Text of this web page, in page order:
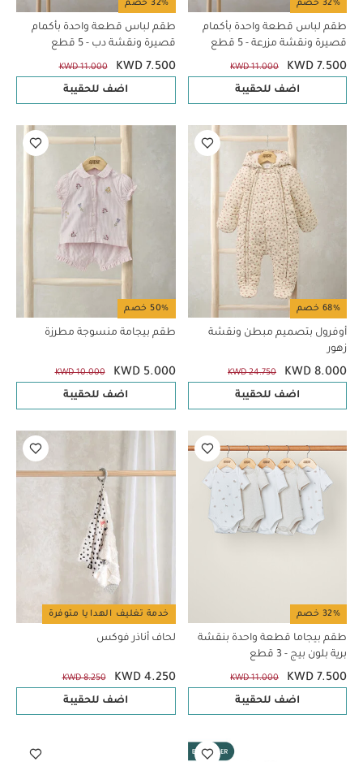
32% خصم
طقم لباس قطعة واحدة بأكمام
قصيرة ونقشة مزرعة - 5 قطع
KWD 7.500
KWD 11.000
اضف للحقيبة
32% خصم
طقم لباس قطعة واحدة بأكمام
قصيرة ونقشة دب - 5 قطع
KWD 7.500
KWD 11.000
اضف للحقيبة
68% خصم
أوفرول بتصميم مبطن ونقشة
زهور
KWD 8.000
KWD 24.750
اضف للحقيبة
50% خصم
طقم بيجامة منسوجة مطرزة
KWD 5.000
KWD 10.000
اضف للحقيبة
32% خصم
طقم بيجاما قطعة واحدة بنقشة
برية بلون بيج - 3 قطع
KWD 7.500
KWD 11.000
اضف للحقيبة
خدمة تغليف الهدايا متوفرة
لحاف أناذر فوكس
KWD 4.250
KWD 8.250
اضف للحقيبة